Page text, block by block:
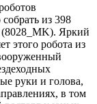
из 398
(8028_MK). Яркий
этого робота из
руки и голова,
в том